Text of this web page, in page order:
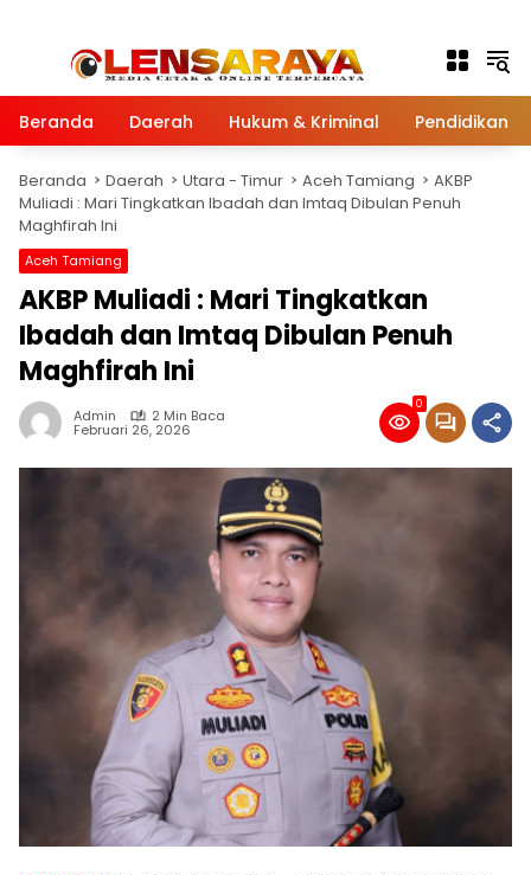
Beranda Daerah Hukum & Kriminal Pendidikan
Beranda Daerah Utara - Timur Aceh Tamiang
AKBP
Muliadi : Mari Tingkatkan Ibadah dan Imtaq Dibulan Penuh
Maghfirah Ini
Aceh Tamiang
AKBP Muliadi : Mari Tingkatkan
Ibadah dan Imtaq Dibulan Penuh
Maghfirah Ini
Admin 2 Min Baca
Februari 26, 2026
0